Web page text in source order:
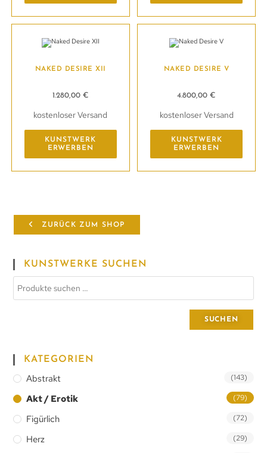
NAKED DESIRE XII
1.280,00 €
kostenloser Versand
KUNSTWERK
ERWERBEN
NAKED DESIRE V
4.800,00€
kostenloser Versand
KUNSTWERK
ERWERBEN
ZURÜCK ZUM SHOP
KUNSTWERKE SUCHEN
SUCHEN
KATEGORIEN
Abstrakt (143)
Akt / Erotik (79)
Figürlich (72)
Herz (29)